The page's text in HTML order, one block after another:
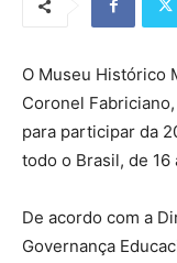
O Museu Histórico
Coronel
para participar da
todo o Brasil, de 16
De acordo com a
Governança